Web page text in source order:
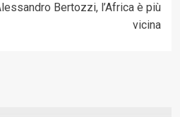
Bertozzi, l’Africa è più
vicina